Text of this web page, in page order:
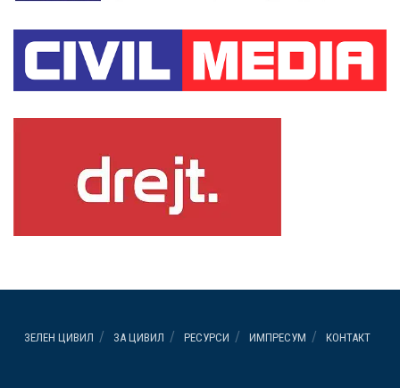
ЗЕЛЕН ЦИВИЛ ЗА ЦИВИЛ РЕСУРСИ ИМПРЕСУМ КОНТАКТ